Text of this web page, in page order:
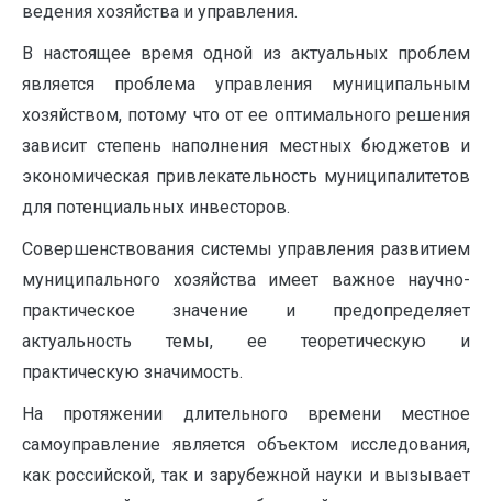
ведения хозяйства и управления.
В настоящее время одной из актуальных проблем
является проблема управления муниципальным
хозяйством, потому что от ее оптимального решения
зависит степень наполнения местных бюджетов и
экономическая привлекательность муниципалитетов
для потенциальных инвесторов.
Совершенствования системы управления развитием
муниципального хозяйства имеет важное научно-
практическое значение и предопределяет
актуальность темы, ее теоретическую и
практическую значимость.
На протяжении длительного времени местное
самоуправление является объектом исследования,
как российской, так и зарубежной науки и вызывает